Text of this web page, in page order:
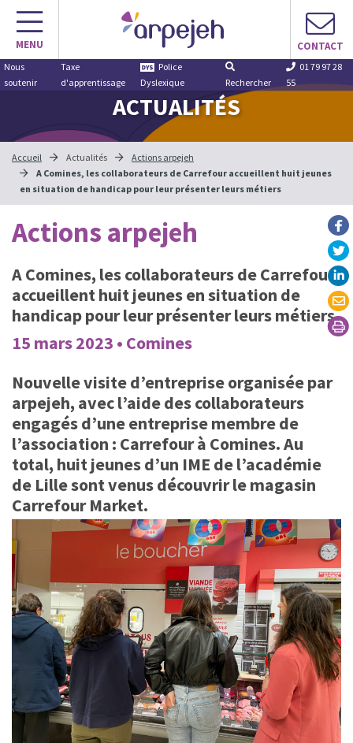
Aller
contenu
MENU CONTACT
Nous
soutenir
Taxe
d'apprentissage
Police
Dyslexique
Rechercher
01 79 97 28
55
ACTUALITÉS
Accueil Actualités
Actions arpejeh
A Comines, les collaborateurs de Carrefour accueillent huit jeunes
en situation de handicap pour leur présenter leurs métiers
Actions arpejeh
A Comines, les collaborateurs de Carrefour
accueillent huit jeunes en situation de
handicap pour leur présenter leurs métiers
15 mars 2023 • Comines
Nouvelle visite d’entreprise organisée par
arpejeh, avec l’aide des collaborateurs
engagés d’une entreprise membre de
l’association : Carrefour à Comines. Au
total, huit jeunes d’un IME de l’académie
de Lille sont venus découvrir le magasin
Carrefour Market.